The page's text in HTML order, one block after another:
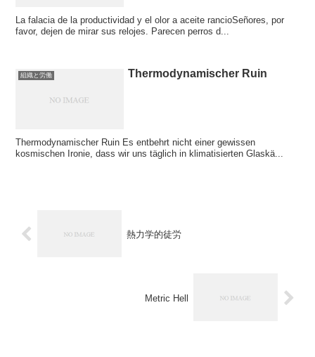
La falacia de la productividad y el olor a aceite rancioSeñores, por
favor, dejen de mirar sus relojes. Parecen perros d...
組織と労働 Thermodynamischer Ruin
Thermodynamischer Ruin Es entbehrt nicht einer gewissen
kosmischen Ironie, dass wir uns täglich in klimatisierten Glaskä...
熱力学的徒労
Metric Hell